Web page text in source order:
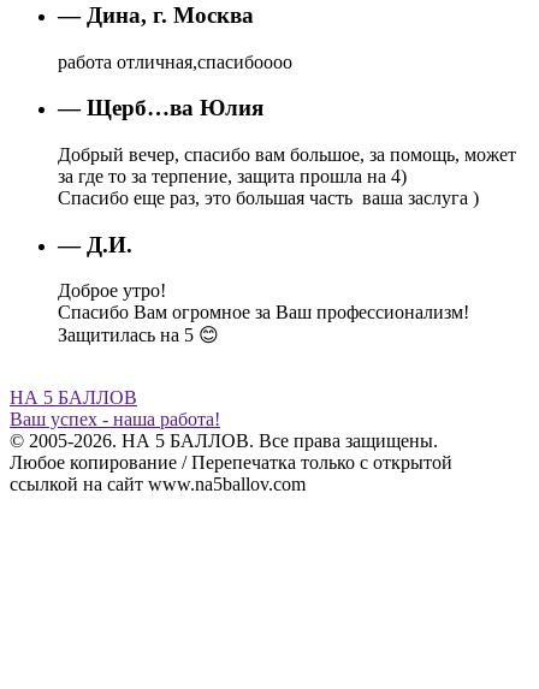
— Дина, г. Москва
работа отличная,спасибоооо
— Щерб…ва Юлия
Добрый вечер, спасибо вам большое, за помощь, может
за где то за терпение, защита прошла на 4)
Спасибо еще раз, это большая часть ваша заслуга )
— Д.И.
Доброе утро!
Спасибо Вам огромное за Ваш профессионализм!
Защитилась на 5 😊
НА 5 БАЛЛОВ
Ваш успех - наша работа!
© 2005-2026. НА 5 БАЛЛОВ. Все права защищены.
Любое копирование / Перепечатка только с открытой
ссылкой на сайт www.na5ballov.com